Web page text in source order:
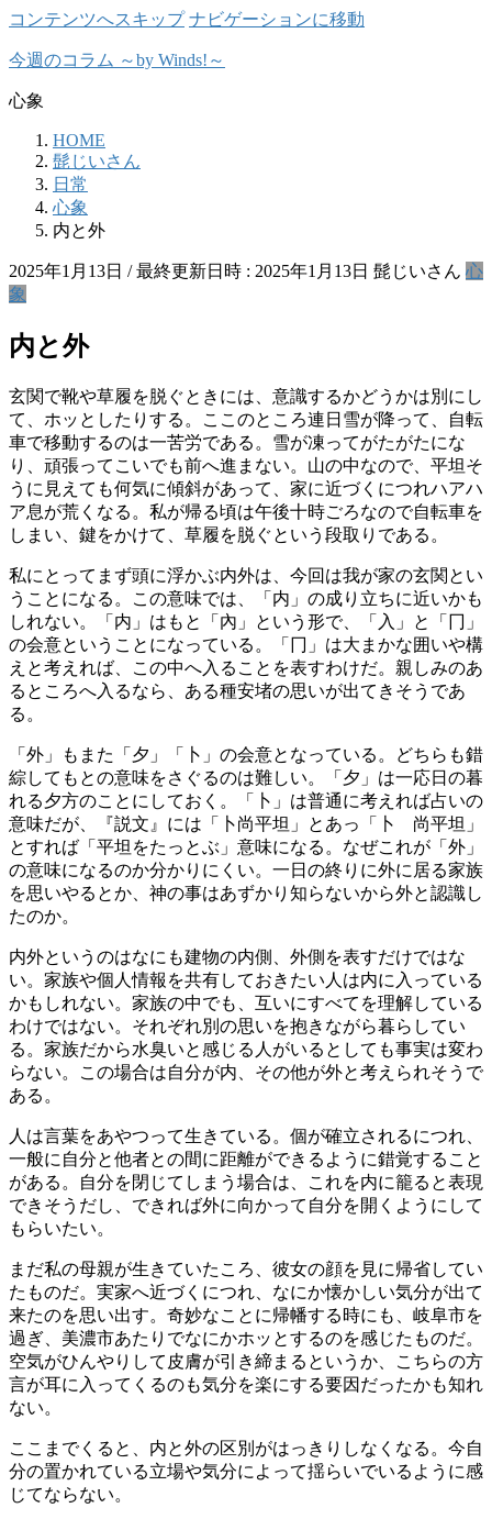
コンテンツへスキップ ナビゲーションに移動
今週のコラム ～by Winds!～
心象
HOME
髭じいさん
日常
心象
内と外
2025年1月13日 / 最終更新日時 : 2025年1月13日 髭じいさん 心
象
内と外
玄関で靴や草履を脱ぐときには、意識するかどうかは別にし
て、ホッとしたりする。ここのところ連日雪が降って、自転
車で移動するのは一苦労である。雪が凍ってがたがたにな
り、頑張ってこいでも前へ進まない。山の中なので、平坦そ
うに見えても何気に傾斜があって、家に近づくにつれハアハ
ア息が荒くなる。私が帰る頃は午後十時ごろなので自転車を
しまい、鍵をかけて、草履を脱ぐという段取りである。
私にとってまず頭に浮かぶ内外は、今回は我が家の玄関とい
うことになる。この意味では、「内」の成り立ちに近いかも
しれない。「内」はもと「內」という形で、「入」と「冂」
の会意ということになっている。「冂」は大まかな囲いや構
えと考えれば、この中へ入ることを表すわけだ。親しみのあ
るところへ入るなら、ある種安堵の思いが出てきそうであ
る。
「外」もまた「夕」「卜」の会意となっている。どちらも錯
綜してもとの意味をさぐるのは難しい。「夕」は一応日の暮
れる夕方のことにしておく。「卜」は普通に考えれば占いの
意味だが、『説文』には「卜尚平坦」とあっ「卜 尚平坦」
とすれば「平坦をたっとぶ」意味になる。なぜこれが「外」
の意味になるのか分かりにくい。一日の終りに外に居る家族
を思いやるとか、神の事はあずかり知らないから外と認識し
たのか。
内外というのはなにも建物の内側、外側を表すだけではな
い。家族や個人情報を共有しておきたい人は内に入っている
かもしれない。家族の中でも、互いにすべてを理解している
わけではない。それぞれ別の思いを抱きながら暮らしてい
る。家族だから水臭いと感じる人がいるとしても事実は変わ
らない。この場合は自分が内、その他が外と考えられそうで
ある。
人は言葉をあやつって生きている。個が確立されるにつれ、
一般に自分と他者との間に距離ができるように錯覚すること
がある。自分を閉じてしまう場合は、これを内に籠ると表現
できそうだし、できれば外に向かって自分を開くようにして
もらいたい。
まだ私の母親が生きていたころ、彼女の顔を見に帰省してい
たものだ。実家へ近づくにつれ、なにか懐かしい気分が出て
来たのを思い出す。奇妙なことに帰幡する時にも、岐阜市を
過ぎ、美濃市あたりでなにかホッとするのを感じたものだ。
空気がひんやりして皮膚が引き締まるというか、こちらの方
言が耳に入ってくるのも気分を楽にする要因だったかも知れ
ない。
ここまでくると、内と外の区別がはっきりしなくなる。今自
分の置かれている立場や気分によって揺らいでいるように感
じてならない。